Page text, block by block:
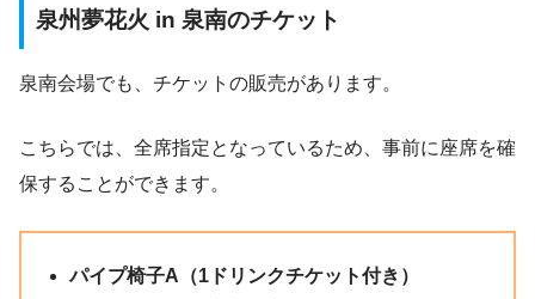
泉州夢花火 in 泉南のチケット
泉南会場でも、チケットの販売があります。
こちらでは、全席指定となっているため、事前に座席を確
保することができます。
パイプ椅子A（1ドリンクチケット付き）